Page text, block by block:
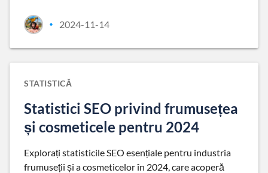
• 2024-11-14
STATISTICĂ
Statistici SEO privind frumusețea
și cosmeticele pentru 2024
Explorați statisticile SEO esențiale pentru industria
frumuseții și a cosmeticelor în 2024, care acoperă